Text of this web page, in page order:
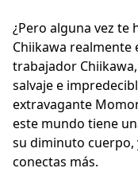
¿Pero alguna vez te
Chiikawa realmente
trabajador
salvaje e
extravagante
este mundo tiene
su diminuto cuerpo,
conectas más.